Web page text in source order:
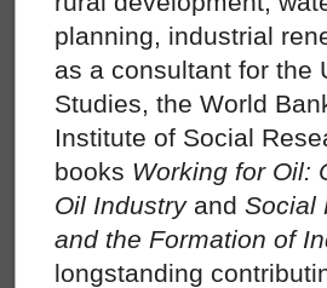
planning, industrial
as a consultant for the
Studies, the World
Institute of Social
books Working for Oil:
Oil Industryand Social
and the Formation of
longstanding